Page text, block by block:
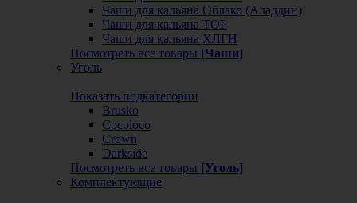
Чаши для кальяна Облако (Аладдин)
Чаши для кальяна ТОР
Чаши для кальяна ХЛГН
Посмотреть все товары [Чаши]
Уголь
Показать подкатегории
Brusko
Cocoloco
Crown
Darkside
Посмотреть все товары [Уголь]
Комплектующие